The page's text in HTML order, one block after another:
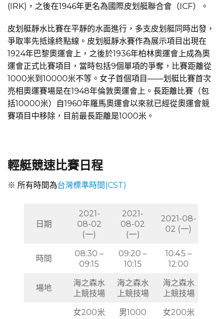
(IRK)，之後在1946年更名為國際皮划艇聯合會（ICF）。
皮划艇靜水比賽在平靜的水面進行，多支皮划艇同時出發，
爭取率先抵達終點線。皮划艇靜水賽作為展示項目出現在
1924年巴黎奧運會上，之後於1936年柏林奧運會上成為奧
運會正式比賽項目，當時包括9個單項的爭奪，比賽距離從
1000米到10000米不等。女子首個項目——划艇比賽首次
亮相奧運賽場是在1948年倫敦奧運會上。長距離比賽（包
括10000米）自1960年羅馬奧運會以來就已經從奧運會競
賽項目中移除，目前最長距離是1000米。
輕艇競速比賽日程
※ 所有時間為台灣標準時間(CST)
日期
2021-
08-02
(一)
2021-
08-02
(一)
2021-08-
02 (一)
時間
08:30 –
09:15
09:20 –
10:15
10:45 –
12:00
場地
海之森水
上競技場
海之森水
上競技場
海之森水
上競技場
女200米
男1000
女200米